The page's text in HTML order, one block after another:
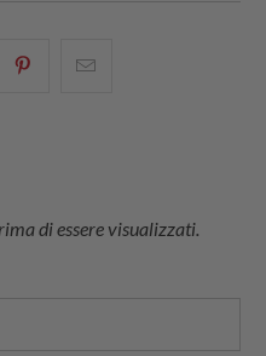
Condividi
di essere visualizzati.